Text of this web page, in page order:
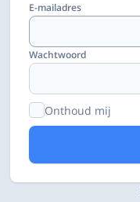
E-mailadres
Wachtwoord
Onthoud mij